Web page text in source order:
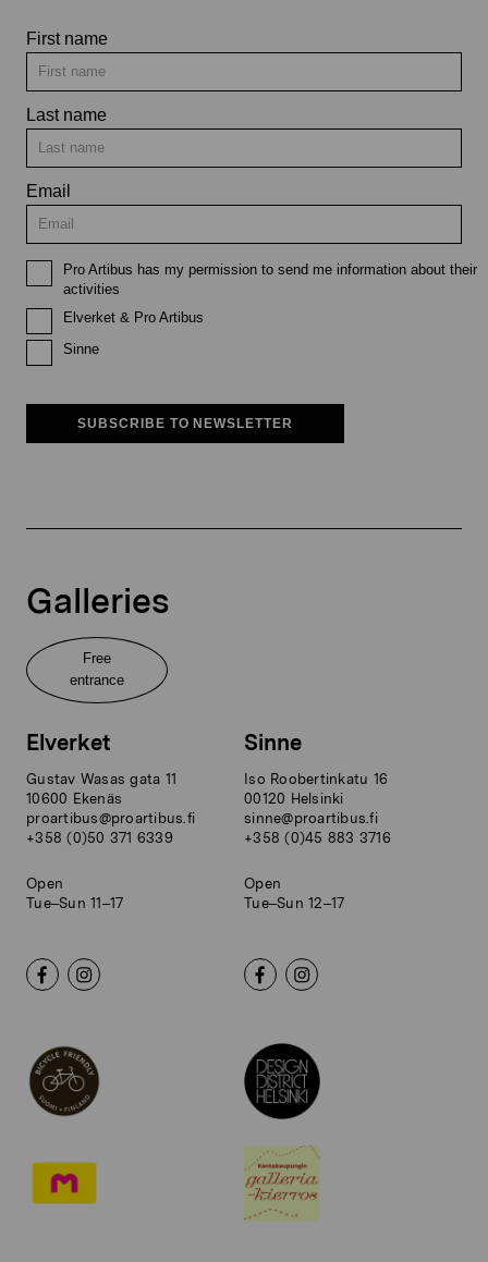
First name
Last name
Email
Pro Artibus has my permission to send me information about their
activities
Elverket & Pro Artibus
Sinne
SUBSCRIBE TO NEWSLETTER
Galleries
Free
entrance
Elverket
Gustav Wasas gata 11
10600 Ekenäs
proartibus@proartibus.fi
+358 (0)50 371 6339
Open
Tue–Sun 11–17
Sinne
Iso Roobertinkatu 16
00120 Helsinki
sinne@proartibus.fi
+358 (0)45 883 3716
Open
Tue–Sun 12–17